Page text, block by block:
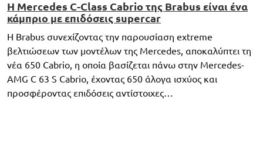
Η Mercedes C-Class Cabrio της Brabus είναι ένα
κάμπριο με επιδόσεις supercar
Η Brabus συνεχίζοντας την παρουσίαση extreme
βελτιώσεων των μοντέλων της Mercedes, αποκαλύπτει τη
νέα 650 Cabrio, η οποία βασίζεται πάνω στην Mercedes-
AMG C 63 S Cabrio, έχοντας 650 άλογα ισχύος και
προσφέροντας επιδόσεις αντίστοιχες…